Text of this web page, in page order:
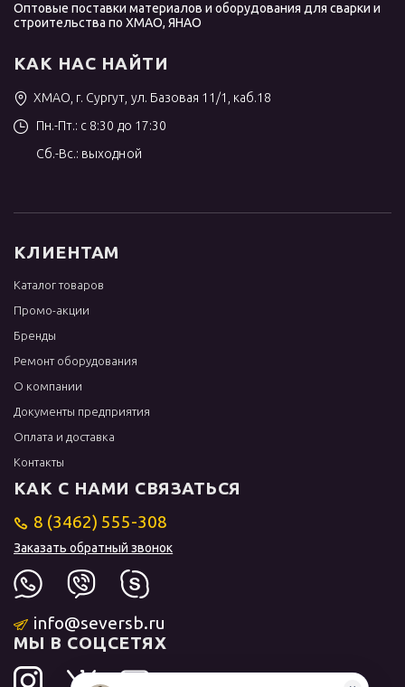
Оптовые поставки материалов и оборудования для сварки и
строительства по ХМАО, ЯНАО
КАК НАС НАЙТИ
ХМАО, г. Сургут, ул. Базовая 11/1, каб.18
Пн.-Пт.: с 8:30 до 17:30
Сб.-Вс.: выходной
КЛИЕНТАМ
Каталог товаров
Промо-акции
Бренды
Ремонт оборудования
О компании
Документы предприятия
Оплата и доставка
Контакты
КАК С НАМИ СВЯЗАТЬСЯ
8 (3462) 555-308
Заказать обратный звонок
info@seversb.ru
МЫ В СОЦСЕТЯХ